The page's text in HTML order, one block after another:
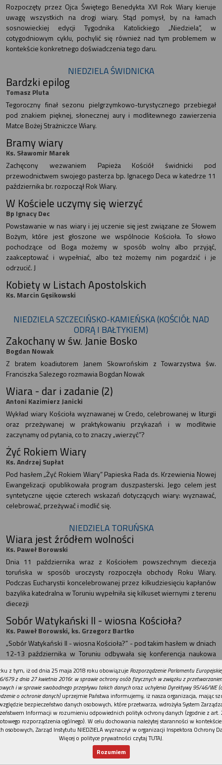
Rozpoczęty przez Ojca Świętego Benedykta XVI Rok Wiary kieruje
uwagę wszystkich na drogi wiary. Stąd pomysł, by na łamach
sosnowieckiej edycji Tygodnika Katolickiego „Niedziela”, w
cotygodniowym cyklu, pochylić się również nad tym problemem w
kontekście konkretnego doświadczenia tego daru.
NIEDZIELA ŚWIDNICKA
Bardzki epilog
Tomasz Pluta
Tegoroczny finał sezonu pielgrzymkowo-turystycznego przebiegał
pod znakiem pięknej, słonecznej aury i modlitewnego zawierzenia
Matce Bożej Strażniczce Wiary.
Bramy wiary
Ks. Sławomir Marek
Zachęcony wezwaniem Papieża Kościół świdnicki pod
przewodnictwem swojego pasterza bp. Ignacego Deca w katedrze 11
października br. rozpoczął Rok Wiary.
W Kościele uczymy się wierzyć
Bp Ignacy Dec
Powstawanie w nas wiary i jej uczenie się jest związane ze Słowem
Bożym, które jest głoszone we wspólnocie Kościoła. To słowo
pochodzące od Boga możemy w sposób wolny albo przyjąć,
zaakceptować i wypełniać, albo też możemy nim pogardzić i je
odrzucić. J
Kobiety w Listach Apostolskich
Ks. Marcin Gęsikowski
NIEDZIELA SZCZECIŃSKO-KAMIEŃSKA (KOŚCIÓŁ NAD
ODRĄ I BAŁTYKIEM)
Zakochany w św. Janie Bosko
Bogdan Nowak
Z bratem koadiutorem Janem Skowrońskim z Towarzystwa św.
Franciszka Salezego rozmawia Bogdan Nowak
Wiara - dar i zadanie (2)
Antoni Kazimierz Janicki
Wykład wiary Kościoła wyznawanej w Credo, celebrowanej w liturgii
oraz przeżywanej w praktykowaniu przykazań i w modlitwie
zaczynamy od pytania, co to znaczy „wierzyć”?
Żyć Rokiem Wiary
Ks. Andrzej Supłat
Pod hasłem „Żyć Rokiem Wiary” Papieska Rada ds. Krzewienia Nowej
Ewangelizacji opublikowała program duszpasterski. Jego celem jest
syntetyczne ujęcie czterech wskazań dotyczących wiary: wyznawać,
celebrować, przeżywać i modlić się.
NIEDZIELA TORUŃSKA
Wiara jest źródłem wolności
Ks. Paweł Borowski
Dnia 11 października wraz z Kościołem powszechnym diecezja
toruńska w sposób uroczysty rozpoczęła obchody Roku Wiary.
Podczas Eucharystii koncelebrowanej przez kilkudziesięciu kapłanów
bazylika katedralna w Toruniu wypełniła się kilkuset wiernymi z terenu
diecezji
Sobór Watykański II - wiosna Kościoła?
Ks. Paweł Borowski, ks. Grzegorz Bartko
„Sobór Watykański II - wiosna Kościoła?” - pod takim hasłem w dniach
12-13 października w Toruniu odbywała się konferencja naukowa
wydziały Uniwersytetu Mikołaja Kopernika w Toruniu - teologiczny
oraz politologii i studiów międzynarodowych.
Literatura ku pokrzepieniu serc
Tomasz Strużanowski
W parafii Miłosierdzia Bożego i św. s. Faustyny w Toruniu 30 września
miała miejsce inauguracja kolejnej edycji Spotkań z Biblią.
NIEDZIELA WARSZAWSKA
REKLAMA
z tym, iż od dnia 25 maja 2018 roku obowiązuje Rozporządzenie Parlamentu
679 z dnia 27 kwietnia 2016r. w sprawie ochrony osób fizycznych w związku z
i w sprawie swobodnego przepływu takich danychoraz uchylenia Dyrektywy 95/46/WE
o ochronie danych)uprzejmie Państwa informujemy, iż nasza organizacja, mając
bezpieczeństwo danych osobowych, które przetwarza, wdrożyła System
Informacji w rozumieniu odpowiednich polityk ochrony danych (zgodnie z art.
rozporządzenia ogólnego). W celu dochowania należytej staranności w
osobowych, Zarząd Instytutu NIEDZIELA wyznaczył w organizacji Inspektora Ochrony
Więcej o polityce prywatności czytaj TUTAJ.
Rozumiem